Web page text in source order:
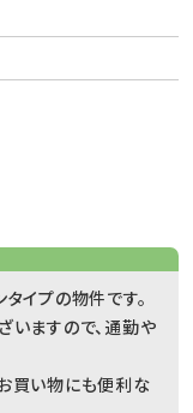
イプの物件です。
いますので、通勤や
買い物にも便利な